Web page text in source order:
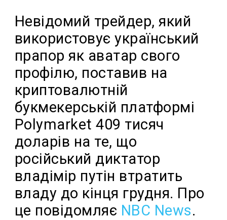
Невідомий трейдер, який
використовує український
прапор як аватар свого
профілю, поставив на
криптовалютній
букмекерській платформі
Polymarket 409 тисяч
доларів на те, що
російський диктатор
владімір путін втратить
владу до кінця грудня. Про
це повідомляє NBC News.